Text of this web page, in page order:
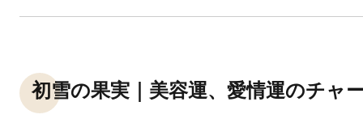
初雪の果実｜美容運、愛情運のチャ